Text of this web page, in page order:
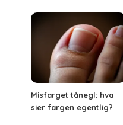
Misfarget tånegl: hva
sier fargen egentlig?